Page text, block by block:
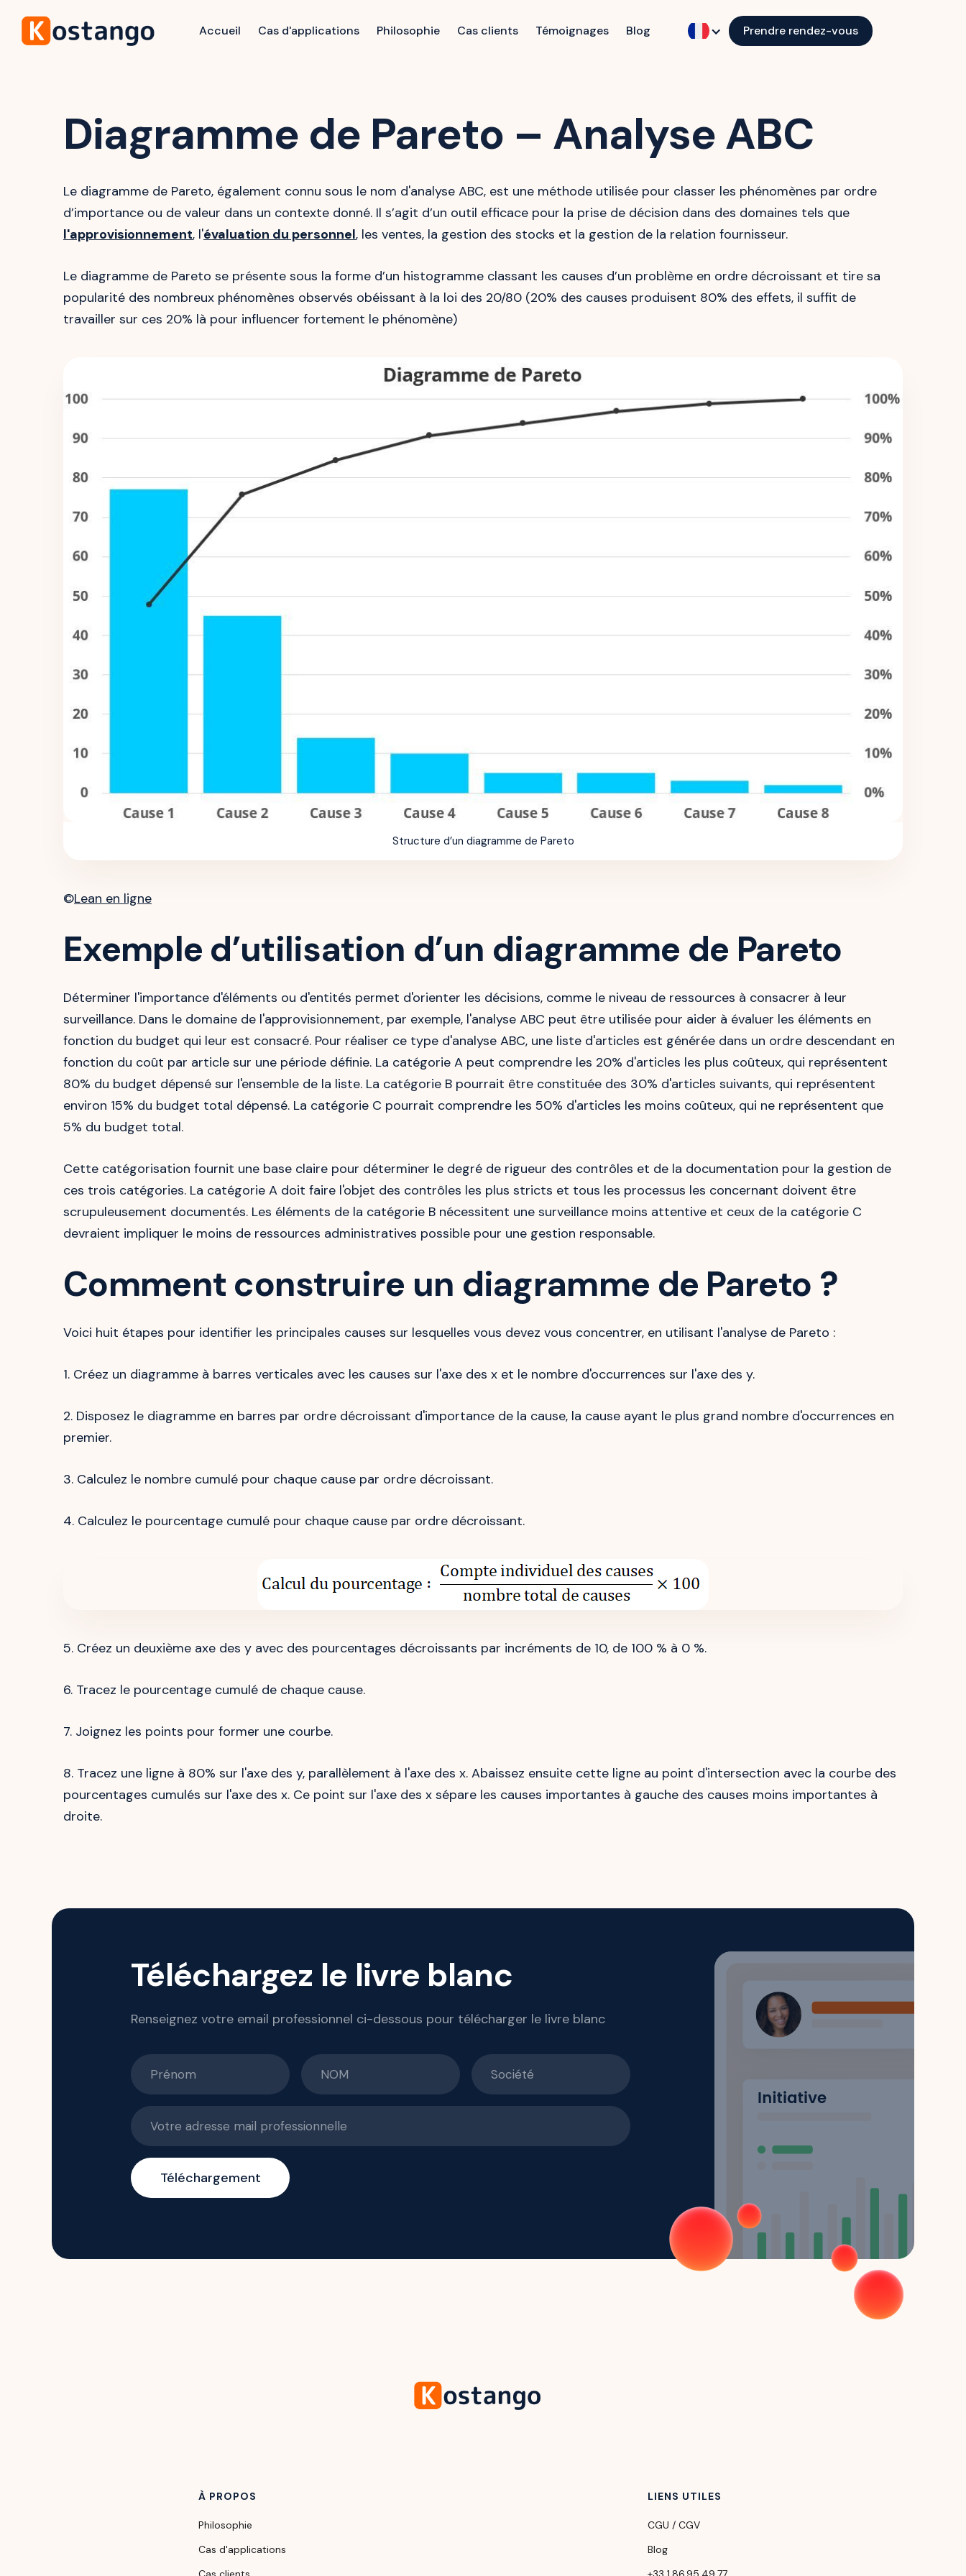
Accueil Cas d'applications Philosophie Cas clients Témoignages Blog Prendre rendez-vous
Diagramme de Pareto – Analyse ABC
Le diagramme de Pareto, également connu sous le nom d'analyse ABC, est une méthode utilisée pour classer les phénomènes par ordre
d’importance ou de valeur dans un contexte donné. Il s’agit d’un outil efficace pour la prise de décision dans des domaines tels que
l'approvisionnement, l'évaluation du personnel, les ventes, la gestion des stocks et la gestion de la relation fournisseur.
Le diagramme de Pareto se présente sous la forme d’un histogramme classant les causes d’un problème en ordre décroissant et tire sa
popularité des nombreux phénomènes observés obéissant à la loi des 20/80 (20% des causes produisent 80% des effets, il suffit de
travailler sur ces 20% là pour influencer fortement le phénomène)
Structure d’un diagramme de Pareto
©Lean en ligne
Exemple d’utilisation d’un diagramme de Pareto
Déterminer l'importance d'éléments ou d'entités permet d'orienter les décisions, comme le niveau de ressources à consacrer à leur
surveillance. Dans le domaine de l'approvisionnement, par exemple, l'analyse ABC peut être utilisée pour aider à évaluer les éléments en
fonction du budget qui leur est consacré. Pour réaliser ce type d'analyse ABC, une liste d'articles est générée dans un ordre descendant en
fonction du coût par article sur une période définie. La catégorie A peut comprendre les 20% d'articles les plus coûteux, qui représentent
80% du budget dépensé sur l'ensemble de la liste. La catégorie B pourrait être constituée des 30% d'articles suivants, qui représentent
environ 15% du budget total dépensé. La catégorie C pourrait comprendre les 50% d'articles les moins coûteux, qui ne représentent que
5% du budget total.
Cette catégorisation fournit une base claire pour déterminer le degré de rigueur des contrôles et de la documentation pour la gestion de
ces trois catégories. La catégorie A doit faire l'objet des contrôles les plus stricts et tous les processus les concernant doivent être
scrupuleusement documentés. Les éléments de la catégorie B nécessitent une surveillance moins attentive et ceux de la catégorie C
devraient impliquer le moins de ressources administratives possible pour une gestion responsable.
Comment construire un diagramme de Pareto ?
Voici huit étapes pour identifier les principales causes sur lesquelles vous devez vous concentrer, en utilisant l'analyse de Pareto :
1. Créez un diagramme à barres verticales avec les causes sur l'axe des x et le nombre d'occurrences sur l'axe des y.
2. Disposez le diagramme en barres par ordre décroissant d'importance de la cause, la cause ayant le plus grand nombre d'occurrences en
premier.
3. Calculez le nombre cumulé pour chaque cause par ordre décroissant.
4. Calculez le pourcentage cumulé pour chaque cause par ordre décroissant.
5. Créez un deuxième axe des y avec des pourcentages décroissants par incréments de 10, de 100 % à 0 %.
6. Tracez le pourcentage cumulé de chaque cause.
7. Joignez les points pour former une courbe.
8. Tracez une ligne à 80% sur l'axe des y, parallèlement à l'axe des x. Abaissez ensuite cette ligne au point d'intersection avec la courbe des
pourcentages cumulés sur l'axe des x. Ce point sur l'axe des x sépare les causes importantes à gauche des causes moins importantes à
droite.
Téléchargez le livre blanc
Renseignez votre email professionnel ci-dessous pour télécharger le livre blanc
À PROPOS
Philosophie
Cas d'applications
LIENS UTILES
CGU / CGV
Blog